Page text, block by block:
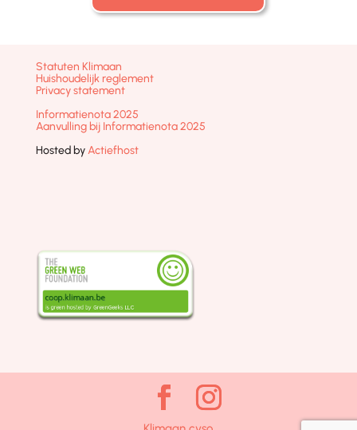
Statuten Klimaan
Huishoudelijk reglement
Privacy statement
Informatienota 2025
Aanvulling bij Informatienota 2025
Hosted byActiefhost